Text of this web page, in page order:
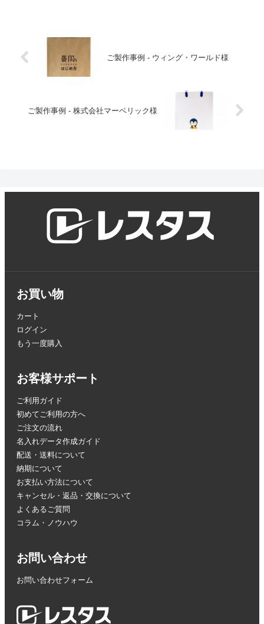
ご製作事例 - ウィング・ワールド様
ご製作事例 - 株式会社マーベリック様
お買い物
カート
ログイン
もう一度購入
お客様サポート
ご利用ガイド
初めてご利用の方へ
ご注文の流れ
名入れデータ作成ガイド
配送・送料について
納期について
お支払い方法について
キャンセル・返品・交換について
よくあるご質問
コラム・ノウハウ
お問い合わせ
お問い合わせフォーム